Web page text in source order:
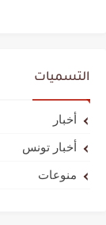
التسميات
أخبار
أخبار تونس
منوعات